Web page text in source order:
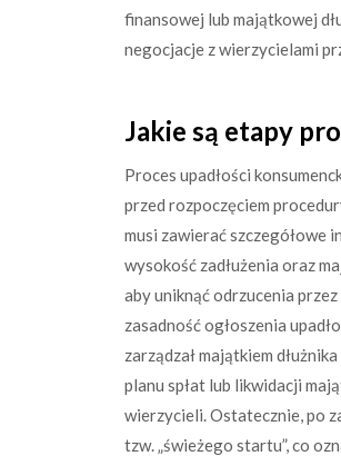
finansowej lub majątkowej
negocjacje z wierzycielami
Jakie są etapy
Proces upadłości
przed rozpoczęciem
musi zawierać szczegółowe
wysokość zadłużenia oraz
aby uniknąć odrzucenia
zasadność ogłoszenia
zarządzał majątkiem
planu spłat lub likwidacji
wierzycieli. Ostatecznie, po
tzw. „świeżego startu”, co